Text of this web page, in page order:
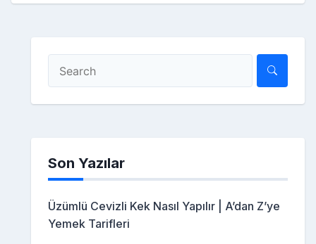
Son Yazılar
Üzümlü Cevizli Kek Nasıl Yapılır | A’dan Z’ye
Yemek Tarifleri